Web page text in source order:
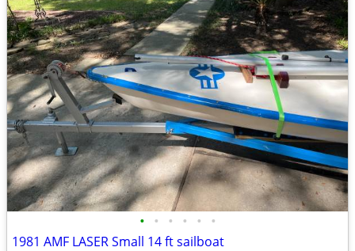
• • • • • •
1981 AMF LASER Small 14 ft sailboat